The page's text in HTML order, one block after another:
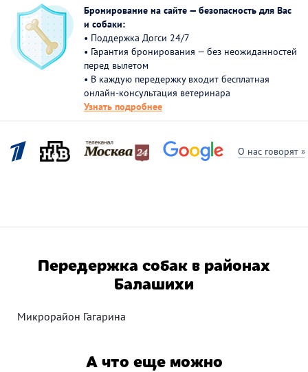
Бронирование на сайте — безопасность для Вас
и собаки:
• Поддержка Догси 24/7
• Гарантия бронирования — без неожиданностей
перед вылетом
• В каждую передержку входит бесплатная
онлайн-консультация ветеринара
Узнать подробнее
О нас говорят »
Передержка собак в районах
Балашихи
Микрорайон Гагарина
А что еще можно